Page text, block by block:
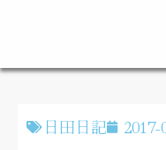
日田日記 2017-